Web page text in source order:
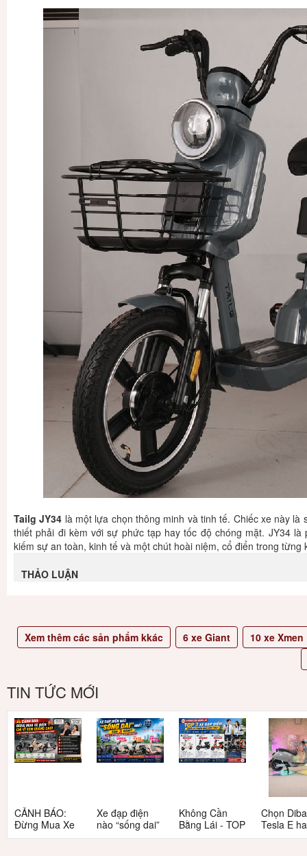
Tailg JY34 là một lựa chọn thông minh và tinh tế. Chiếc xe này
thiết phải đi kèm với sự phức tạp hay tốc độ chóng mặt. JY34
kiếm sự an toàn, kinh tế và một chút hoài niệm, cổ điển trong từng
THẢO LUẬN
Xem thêm các sản phẩm kkác 6xe Giant 10xe Xmen
TIN TỨC MỚI
CẢNH BÁO:
Đừng Mua Xe
Điện Chỉ Vì
Xe đạp điện
nào “sống dai”
nhất sau 5
Không Cần
Bằng Lái - TOP
3 Xe Đạp Điện
Chọn
Tesla E
Tesla G: